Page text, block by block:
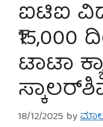
ಐಟಿಐ
₹15,000
ಟಾಟಾ
18/12/2025 by